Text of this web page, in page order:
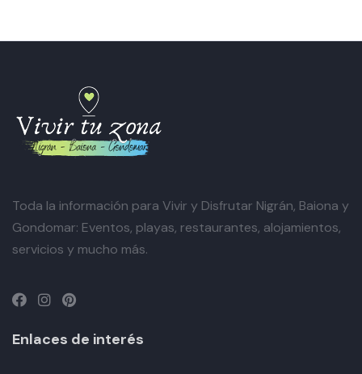
Toda la información para Vivir y Disfrutar Nigrán, Baiona y
Gondomar: Eventos, playas, restaurantes, alojamientos,
servicios y mucho más.
Enlaces de interés